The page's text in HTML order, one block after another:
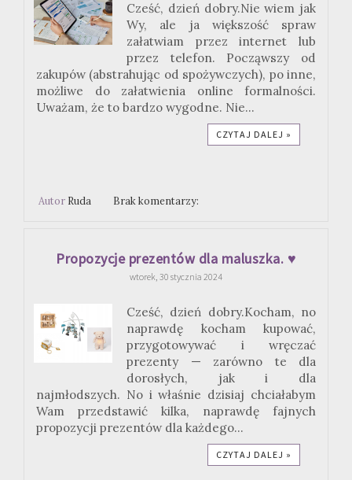
Cześć, dzień dobry.Nie wiem jak
Wy, ale ja większość spraw
załatwiam przez internet lub
przez telefon. Począwszy od
zakupów (abstrahując od spożywczych), po inne,
możliwe do załatwienia online formalności.
Uważam, że to bardzo wygodne. Nie...
CZYTAJ DALEJ »
Autor Ruda Brak komentarzy:
Propozycje prezentów dla maluszka. ♥
wtorek, 30 stycznia 2024
Cześć, dzień dobry.Kocham, no
naprawdę kocham kupować,
przygotowywać i wręczać
prezenty — zarówno te dla
dorosłych, jak i dla
najmłodszych. No i właśnie dzisiaj chciałabym
Wam przedstawić kilka, naprawdę fajnych
propozycji prezentów dla każdego...
CZYTAJ DALEJ »